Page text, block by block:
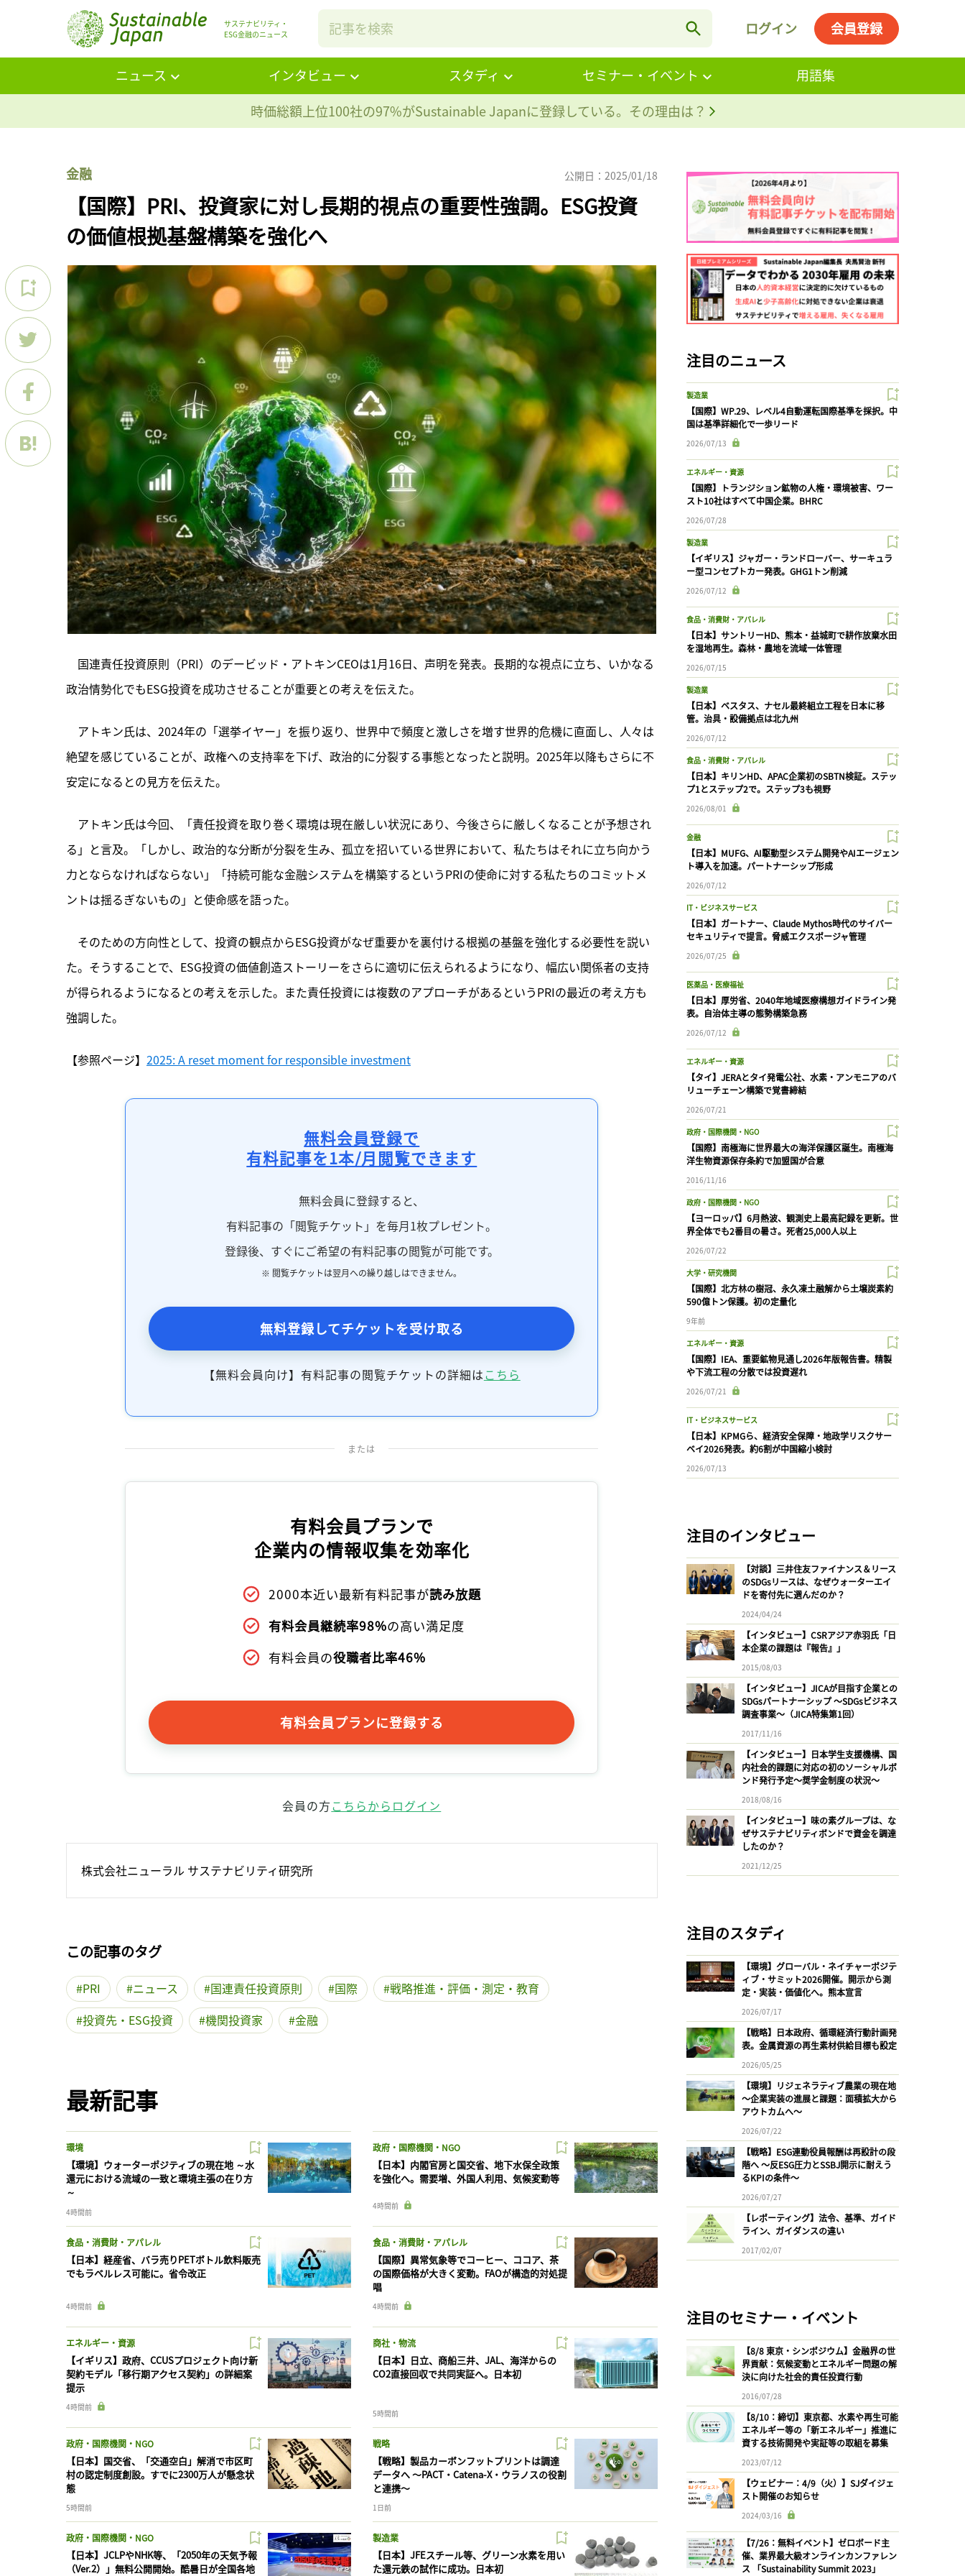
サステナビリティ・
ESG金融のニュース
ログイン 会員登録
ニュース インタビュー スタディ セミナー・イベント
用語集
時価総額上位100社の97%がSustainable Japanに登録している。その理由は？
金融 公開日：2025/01/18
【国際】PRI、投資家に対し長期的視点の重要性強調。ESG投資
の価値根拠基盤構築を強化へ
国連責任投資原則（PRI）のデービッド・アトキンCEOは1月16日、声明を発表。長期的な視点に立ち、いかなる
政治情勢化でもESG投資を成功させることが重要との考えを伝えた。
アトキン氏は、 2024年の「選挙イヤー」を振り返り、世界中で頻度と激しさを増す世界的危機に直面し、人々は
絶望を感じていることが、政権への支持率を下げ、政治的に分裂する事態となったと説明。2025年以降もさらに不
安定になるとの見方を伝えた。
アトキン氏は今回、「責任投資を取り巻く環境は現在厳しい状況にあり、今後さらに厳しくなることが予想され
る」と言及。「しかし、政治的な分断が分裂を生み、孤立を招いている世界において、私たちはそれに立ち向かう
力とならなければならない」「持続可能な金融システムを構築するというPRIの使命に対する私たちのコミットメ
ントは揺るぎないもの」と使命感を語った。
そのための方向性として、投資の観点からESG投資がなぜ重要かを裏付ける根拠の基盤を強化する必要性を説い
た。そうすることで、ESG投資の価値創造ストーリーをさらに適切に伝えられるようになり、幅広い関係者の支持
が得られるようになるとの考えを示した。また責任投資には複数のアプローチがあるというPRIの最近の考え方も
強調した。
【参照ページ】 2025: A reset moment for responsible investment
無料会員登録で
有料記事を1本/月閲覧できます
無料会員に登録すると、
有料記事の「閲覧チケット」を毎月1枚プレゼント。
登録後、すぐにご希望の有料記事の閲覧が可能です。
※ 閲覧チケットは翌月への繰り越しはできません。
無料登録してチケットを受け取る
【無料会員向け】有料記事の閲覧チケットの詳細はこちら
または
有料会員プランで
企業内の情報収集を効率化
2000本近い最新有料記事が読み放題
有料会員継続率98%の高い満足度
有料会員の役職者比率46%
有料会員プランに登録する
会員の方こちらからログイン
株式会社ニューラル サステナビリティ研究所
この記事のタグ
PRI ニュース 国連責任投資原則 国際
戦略推進・評価・測定・教育
投資先・ESG投資
機関投資家 金融
最新記事
環境
【環境】ウォーターポジティブの現在地 ～水
還元における流域の一致と環境主張の在り方
～
4時間前
政府・国際機関・NGO
【日本】内閣官房と国交省、地下水保全政策
を強化へ。需要増、外国人利用、気候変動等
4時間前
食品・消費財・アパレル
【日本】経産省、バラ売りPETボトル飲料販売
でもラベルレス可能に。省令改正
4時間前
食品・消費財・アパレル
【国際】異常気象等でコーヒー、ココア、茶
の国際価格が大きく変動。FAOが構造的対処提
唱
4時間前
エネルギー・資源
【イギリス】政府、CCUSプロジェクト向け新
契約モデル「移行期アクセス契約」の詳細案
提示
4時間前
商社・物流
【日本】日立、商船三井、JAL、海洋からの
CO2直接回収で共同実証へ。日本初
5時間前
政府・国際機関・NGO
【日本】国交省、「交通空白」解消で市区町
村の認定制度創設。すでに2300万人が懸念状
態
5時間前
戦略
【戦略】製品カーボンフットプリントは調達
データへ 〜PACT・Catena-X・ウラノスの役割
と連携〜
1日前
政府・国際機関・NGO
【日本】JCLPやNHK等、「2050年の天気予報
（Ver.2）」無料公開開始。酷暑日が全国各地
製造業
【日本】JFEスチール等、グリーン水素を用い
た還元鉄の試作に成功。日本初
注目のニュース
製造業
【国際】WP.29、レベル4自動運転国際基準を採択。中
国は基準詳細化で一歩リード
2026/07/13
エネルギー・資源
【国際】トランジション鉱物の人権・環境被害、ワー
スト10社はすべて中国企業。BHRC
2026/07/28
製造業
【イギリス】ジャガー・ランドローバー、サーキュラ
ー型コンセプトカー発表。GHG1トン削減
2026/07/12
食品・消費財・アパレル
【日本】サントリーHD、熊本・益城町で耕作放棄水田
を湿地再生。森林・農地を流域一体管理
2026/07/15
製造業
【日本】ベスタス、ナセル最終組立工程を日本に移
管。治具・設備拠点は北九州
2026/07/12
食品・消費財・アパレル
【日本】キリンHD、APAC企業初のSBTN検証。ステッ
プ1とステップ2で。ステップ3も視野
2026/08/01
金融
【日本】MUFG、AI駆動型システム開発やAIエージェン
ト導入を加速。パートナーシップ形成
2026/07/12
IT・ビジネスサービス
【日本】ガートナー、Claude Mythos時代のサイバー
セキュリティで提言。脅威エクスポージャ管理
2026/07/25
医薬品・医療福祉
【日本】厚労省、2040年地域医療構想ガイドライン発
表。自治体主導の態勢構築急務
2026/07/12
エネルギー・資源
【タイ】JERAとタイ発電公社、水素・アンモニアのバ
リューチェーン構築で覚書締結
2026/07/21
政府・国際機関・NGO
【国際】南極海に世界最大の海洋保護区誕生。南極海
洋生物資源保存条約で加盟国が合意
2016/11/16
政府・国際機関・NGO
【ヨーロッパ】6月熱波、観測史上最高記録を更新。世
界全体でも2番目の暑さ。死者25,000人以上
2026/07/22
大学・研究機関
【国際】北方林の樹冠、永久凍土融解から土壌炭素約
590億トン保護。初の定量化
9年前
エネルギー・資源
【国際】IEA、重要鉱物見通し2026年版報告書。精製
や下流工程の分散では投資遅れ
2026/07/21
IT・ビジネスサービス
【日本】KPMGら、経済安全保障・地政学リスクサー
ベイ2026発表。約6割が中国縮小検討
2026/07/13
注目のインタビュー
【対談】三井住友ファイナンス＆リース
のSDGsリースは、なぜウォーターエイ
ドを寄付先に選んだのか？
2024/04/24
【インタビュー】CSRアジア赤羽氏「日
本企業の課題は『報告』」
2015/08/03
【インタビュー】JICAが目指す企業との
SDGsパートナーシップ 〜SDGsビジネス
調査事業〜（JICA特集第1回）
2017/11/16
【インタビュー】日本学生支援機構、国
内社会的課題に対応の初のソーシャルボ
ンド発行予定〜奨学金制度の状況〜
2018/08/16
【インタビュー】味の素グループは、な
ぜサステナビリティボンドで資金を調達
したのか？
2021/12/25
注目のスタディ
【環境】グローバル・ネイチャーポジテ
ィブ・サミット2026開催。開示から測
定・実装・価値化へ。熊本宣言
2026/07/17
【戦略】日本政府、循環経済行動計画発
表。金属資源の再生素材供給目標も設定
2026/05/25
【環境】リジェネラティブ農業の現在地
〜企業実装の進展と課題：面積拡大から
アウトカムへ〜
2026/07/22
【戦略】ESG連動役員報酬は再設計の段
階へ 〜反ESG圧力とSSBJ開示に耐えう
るKPIの条件〜
2026/07/27
【レポーティング】法令、基準、ガイド
ライン、ガイダンスの違い
2017/02/07
注目のセミナー・イベント
【8/8 東京・シンポジウム】金融界の世
界貢献：気候変動とエネルギー問題の解
決に向けた社会的責任投資行動
2016/07/28
【8/10：締切】東京都、水素や再生可能
エネルギー等の「新エネルギー」推進に
資する技術開発や実証等の取組を募集
2023/07/12
【ウェビナー：4/9（火）】SJダイジェ
スト開催のお知らせ
2024/03/16
【7/26：無料イベント】ゼロボード主
催、業界最大級オンラインカンファレン
ス 「Sustainability Summit 2023」
記事をお気に入りに保存するには